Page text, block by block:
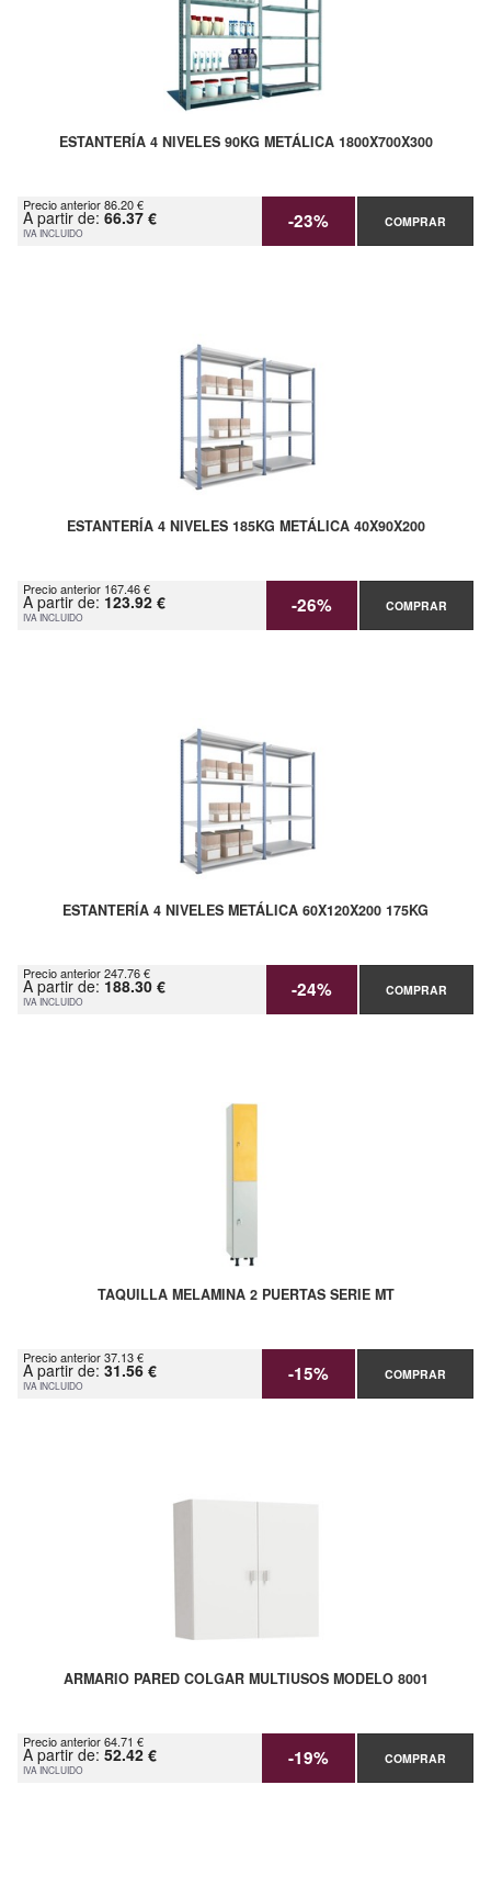
ESTANTERÍA 4 NIVELES 90KG METÁLICA 1800X700X300
Precio anterior 86.20 €
A partir de: 66.37 €
IVA INCLUIDO -23% COMPRAR
ESTANTERÍA 4 NIVELES 185KG METÁLICA 40X90X200
Precio anterior 167.46 €
A partir de: 123.92 €
IVA INCLUIDO -26% COMPRAR
ESTANTERÍA 4 NIVELES METÁLICA 60X120X200 175KG
Precio anterior 247.76 €
A partir de: 188.30 €
IVA INCLUIDO -24% COMPRAR
TAQUILLA MELAMINA 2 PUERTAS SERIE MT
Precio anterior 37.13 €
A partir de: 31.56 €
IVA INCLUIDO -15% COMPRAR
ARMARIO PARED COLGAR MULTIUSOS MODELO 8001
Precio anterior 64.71 €
A partir de: 52.42 €
IVA INCLUIDO -19% COMPRAR